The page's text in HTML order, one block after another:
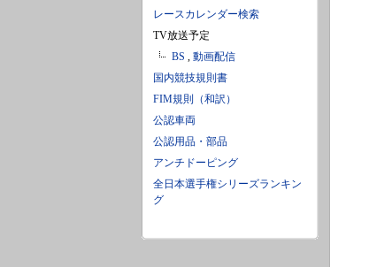
レースカレンダー検索
TV放送予定
BS , 動画配信
国内競技規則書
FIM規則（和訳）
公認車両
公認用品・部品
アンチドーピング
全日本選手権シリーズランキン
グ